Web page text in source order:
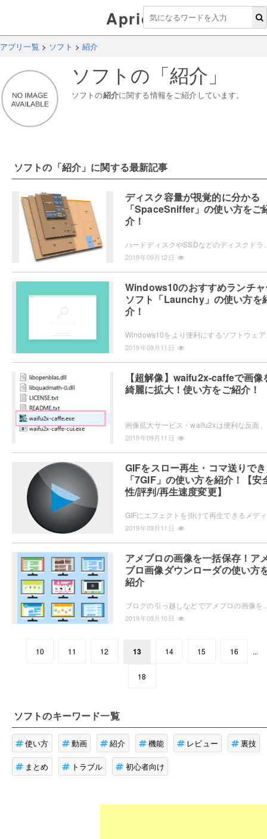
Aprico
アプリ一覧 > ソフト >紹介
ソフトの「紹介 」
ソフトの紹介に関する情報をご紹介しています。
ソフトの「紹介 」に関する最新記事
ディスク容量が視覚的に分かる
「SpaceSniffer」の使い方をご
介！
2019年09月12日
Windows10のおすすめランチ
ソフト「Launchy」の使い方を
介！
2019年09月11日
【超解像】waifu2x-caffeで画像
綺麗に拡大！使い方をご紹介！
2019年09月11日
GIFをスロー再生・コマ送りで
「7GIF」の使い方を紹介！【安
性/評判/再生速度変更】
2019年09月11日
アメブロの画像を一括保存！ア
ブロ画像ダウンローダの使い方
紹介
2019年09月10日
10 11 12 13 14 15 16 ...
18
ソフトのキーワード一覧
使い方 動画 紹介 機能 レビュー 裏技
まとめ トラブル 初心者向け